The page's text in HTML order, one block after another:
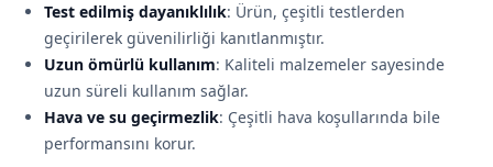
Test edilmiş dayanıklılık: Ürün, çeşitli testlerden
geçirilerek güvenilirliği kanıtlanmıştır.
Uzun ömürlü kullanım: Kaliteli malzemeler sayesinde
uzun süreli kullanım sağlar.
Hava ve su geçirmezlik: Çeşitli hava koşullarında bile
performansını korur.